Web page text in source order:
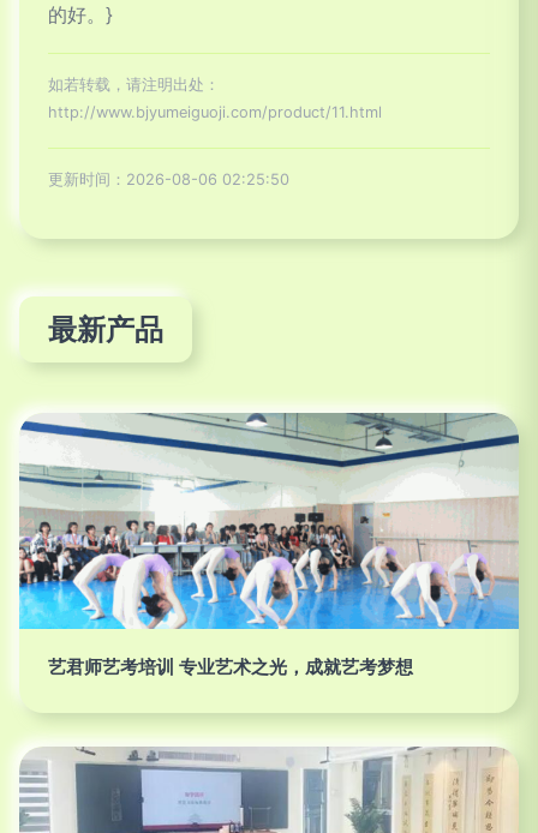
的好。}
如若转载，请注明出处：
http://www.bjyumeiguoji.com/product/11.html
更新时间：2026-08-06 02:25:50
最新产品
艺君师艺考培训 专业艺术之光，成就艺考梦想